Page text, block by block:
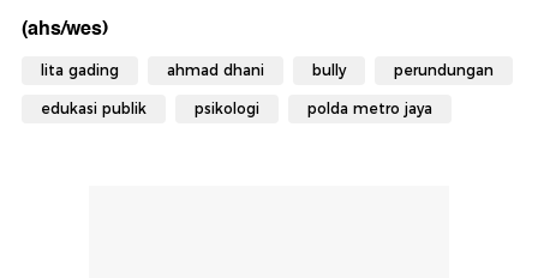
(ahs/wes)
lita gading ahmad dhani bully perundungan
edukasi publik psikologi polda metro jaya